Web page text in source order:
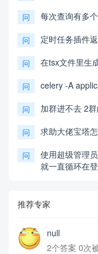
问 每次查询有多
问 定时任务插件
问 在tsx文件里生
问 celery -A
问 加群进不去 2
问 求助大佬宝塔
问
使用超级管理
就一直循环在
推荐专家
null
2个答案 0次